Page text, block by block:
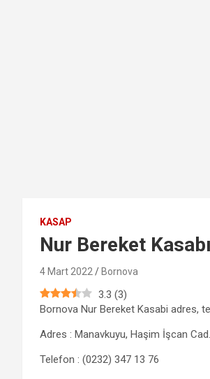
KASAP
Nur Bereket Kasabı
4 Mart 2022 Bornova
3.3 (3)
Bornova Nur Bereket Kasabi adres,
Adres : Manavkuyu, Haşim İşcan
Telefon : (0232) 347 13 76